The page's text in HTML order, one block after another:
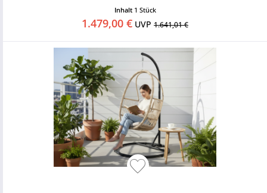
Inhalt 1 Stück
1.479,00 € UVP 1.641,01 €